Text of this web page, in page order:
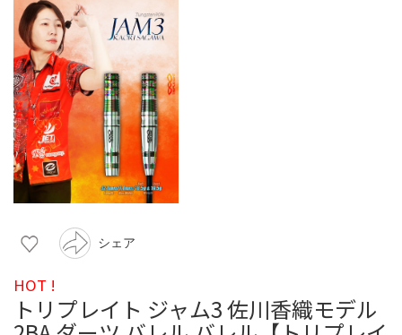
シェア
HOT !
トリプレイト ジャム3 佐川香織モデル